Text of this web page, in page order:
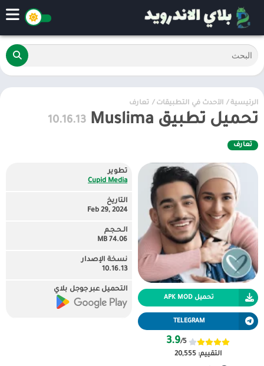
الرئيسية / الأحدث في التطبيقات / تعارف
تحميل تطبيق Muslima 10.16.13
تعارف
تحميل APK MOD
TELEGRAM
3.9/5
التقييم: 20,555
تطوير
Cupid Media
التاريخ
Feb 29, 2024
الـحـجـم
74.06 MB
نسخة الإصدار
10.16.13
التحميل عبر جوجل بلاي